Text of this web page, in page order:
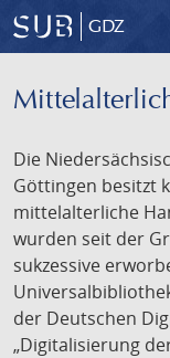
GDZ
Die
Göttingen besitzt
mittelalterliche
wurden seit der
sukzessive
der Deutschen
„Digitalisierung